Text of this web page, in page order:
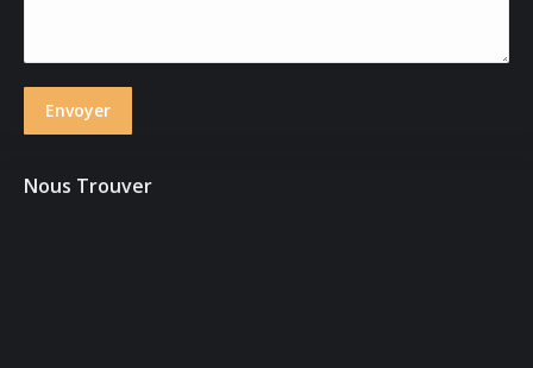
Envoyer
Nous Trouver